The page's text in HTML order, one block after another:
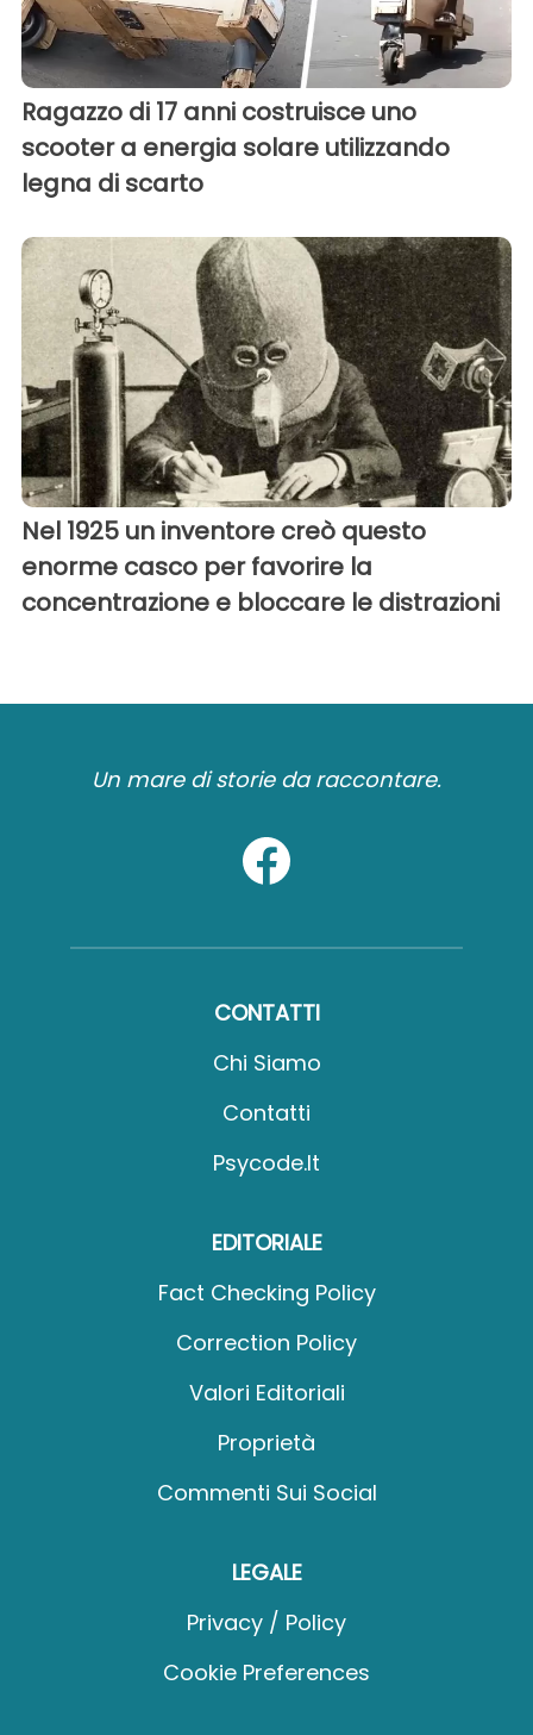
Ragazzo di 17 anni costruisce uno
scooter a energia solare utilizzando
legna di scarto
Nel 1925 un inventore creò questo
enorme casco per favorire la
concentrazione e bloccare le distrazioni
Un mare di storie da raccontare.
CONTATTI
Chi Siamo
Contatti
Psycode.it
EDITORIALE
Fact Checking Policy
Correction Policy
Valori Editoriali
Proprietà
Commenti Sui Social
LEGALE
Privacy / Policy
Cookie Preferences